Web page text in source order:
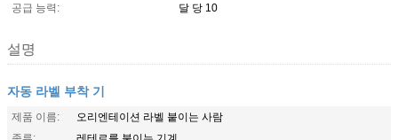
공급 능력:
달 당 10
설명
자동 라벨 부착 기
제품 이름:
오리엔테이션 라벨 붙이는 사람